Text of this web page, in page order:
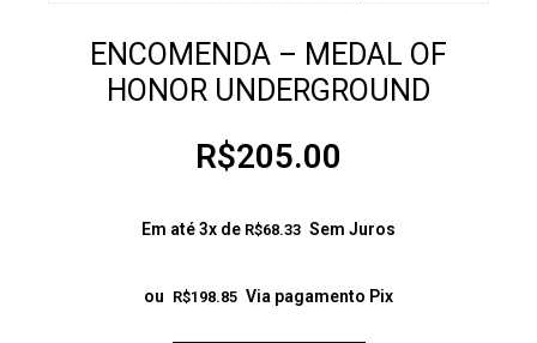
ENCOMENDA – MEDAL OF
HONOR UNDERGROUND
R$205.00
Em até 3x de R$68.33 Sem Juros
ou R$198.85 Via pagamento Pix